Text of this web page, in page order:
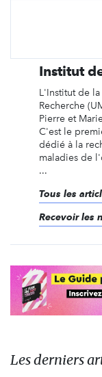
Institut
L'Institut de
Recherche
Pierre et
C'est le
dédié à la
maladies de
...
Tous les
Recevoir les
Les derniers